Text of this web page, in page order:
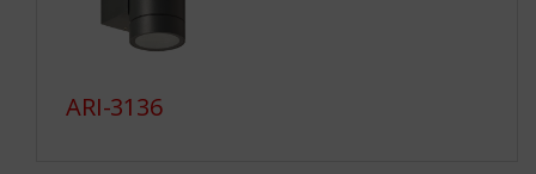
ARI-3136